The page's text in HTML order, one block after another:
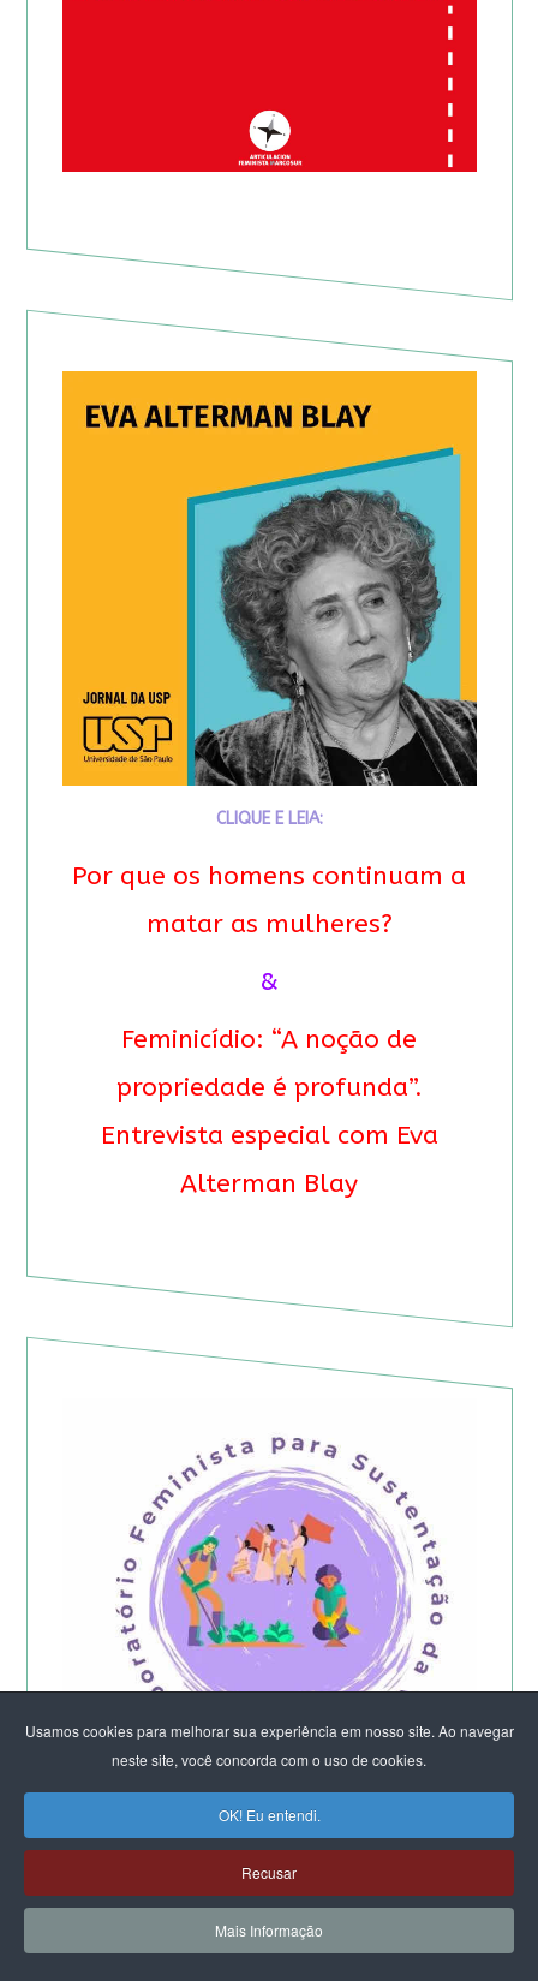
Usamos cookies para melhorar sua experiência em nosso site. Ao navegar
neste site, você concorda com o uso de cookies.
OK! Eu entendi.
Recusar
Mais Informação
CLIQUE E LEIA:
Por que os homens continuam a
matar as mulheres?
&
Feminicídio: “A noção de
propriedade é profunda”.
Entrevista especial com Eva
Alterman Blay
Começa a etapa presencial do
Laboratório Feminista do DF e Entorno -
2026